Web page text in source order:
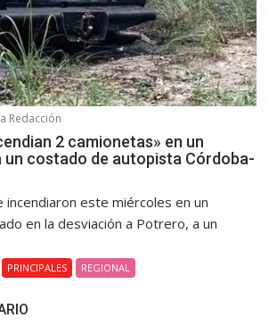
Redacción
2 camionetas» en un
un costado de autopista Córdoba-
incendiaron este miércoles en un
en la desviación a Potrero, a un
PRINCIPALES REGIONAL